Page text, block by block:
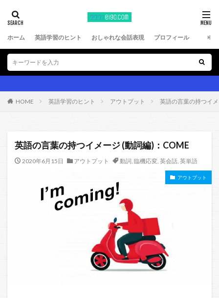
ホーム 英語学習のヒント おしゃれな会話表現 プロフィール
HOME 英語学習のヒント アウトプット 英語の言葉の持つイ
英語の言葉の持つイメージ (動詞編)：COME
2020年6月15日 アウトプット 動詞, 臨機応変, 英会話, 英単語
アウトプット